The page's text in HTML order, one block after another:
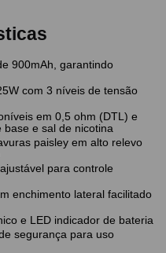
900mAh, garantindo
com 3 níveis de tensão
em 0,5 ohm (DTL) e
e sal de nicotina
paisley em alto relevo
para controle
enchimento lateral facilitado
e LED indicador de bateria
segurança para uso